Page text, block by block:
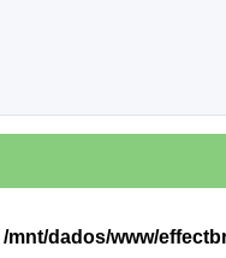
/mnt/dados/www/